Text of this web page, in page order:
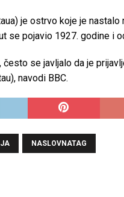
je ostrvo koje je nastalo
se pojavio 1927. godine i
se javljalo da je
navodi BBC.
NASLOVNATAG